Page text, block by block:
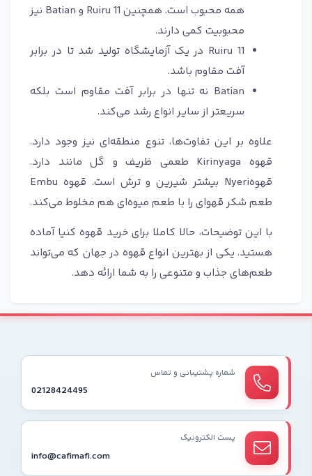
همه محبوب است. همچنین Ruiru 11 و Batian نیز
محبوبیت کمی دارند.
Ruiru 11 در یک آزمایشگاه تولید شد تا در برابر
آفت مقاوم باشد.
Batian نه تنها در برابر آفت مقاوم است بلکه
سریعتر از سایر انواع رشد می‌کند.
علاوه بر این تفاوت‌ها، تنوع منطقه‌ای نیز وجود دارد.
قهوه Kirinyaga طعمی ظریف و گل مانند دارد.
قهوهNyeri بیشتر شیرین و ترش است. قهوه Embu
طعم شکر قهو‌ای را با طعم میوه‌ای هم مخلوط می‌کند.
با این توضیحات، حالا کاملا برای خرید قهوه کنیا آماده
هستید. یکی از بهترین انواع قهوه در جهان که می‌تواند
طعم‌های جذاب و متنوعی را به شما ارائه دهد.
شماره پشتیبانی و تماس
02128424495
پست الکترونیک
info@cafimafi.com